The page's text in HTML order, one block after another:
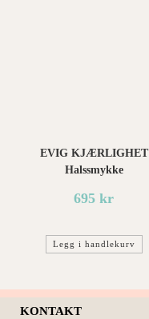
EVIG KJÆRLIGHET
Halssmykke
695 kr
Legg i handlekurv
KONTAKT